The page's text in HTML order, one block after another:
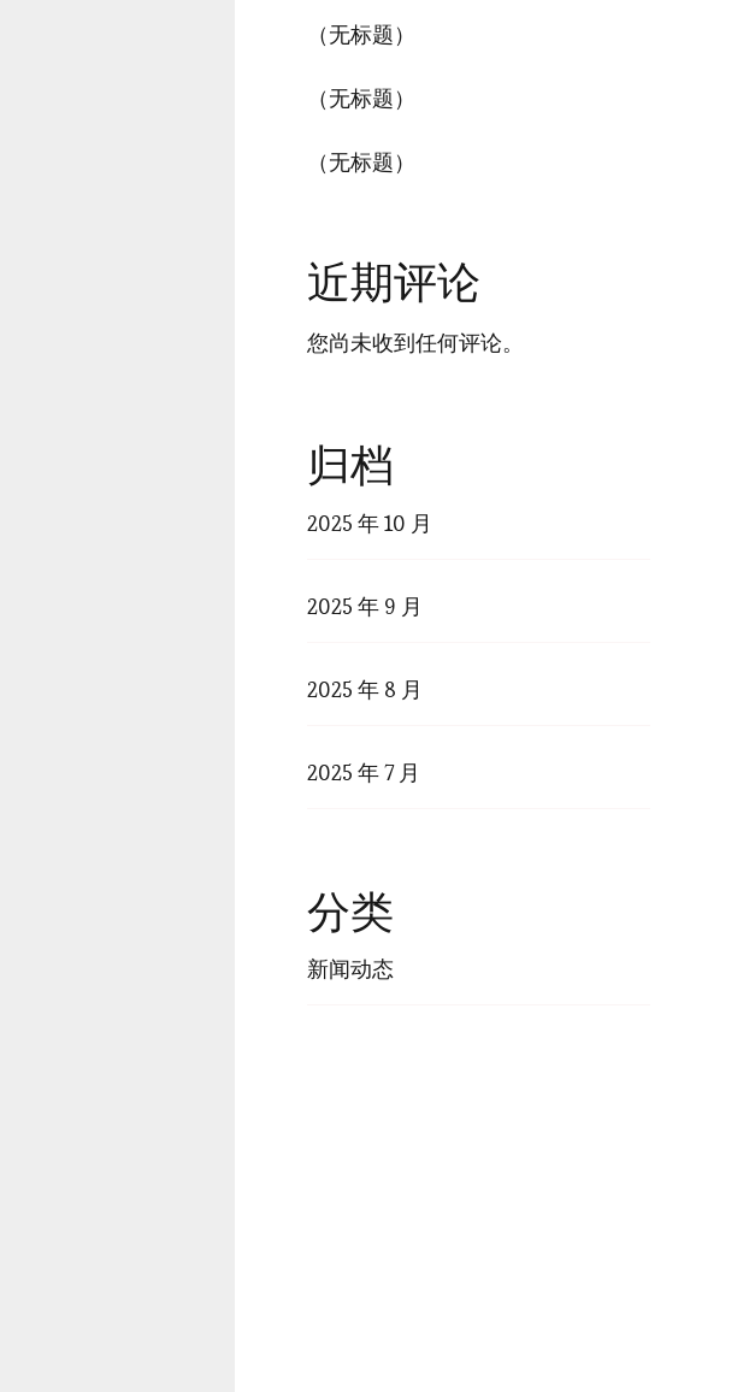
（无标题）
（无标题）
（无标题）
近期评论
您尚未收到任何评论。
归档
2025 年 10 月
2025 年 9 月
2025 年 8 月
2025 年 7 月
分类
新闻动态